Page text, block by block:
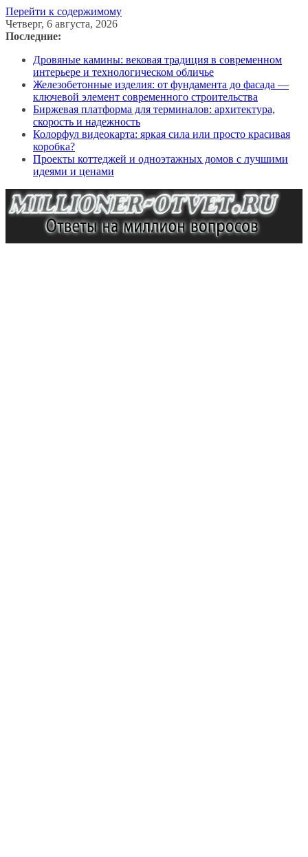
Перейти к содержимому
Четверг, 6 августа, 2026
Последние:
Дровяные камины: вековая традиция в современном
интерьере и технологическом обличье
Железобетонные изделия: от фундамента до фасада —
ключевой элемент современного строительства
Биржевая платформа для терминалов: архитектура,
скорость и надежность
Колорфул видеокарта: яркая сила или просто красивая
коробка?
Проекты коттеджей и одноэтажных домов с лучшими
идеями и ценами